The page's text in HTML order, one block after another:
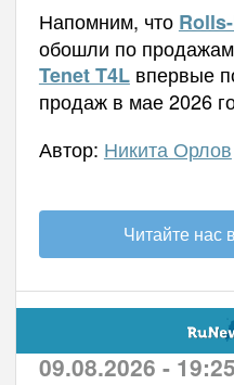
Напомним, что
обошли по
Tenet T4Lвпервые
продаж в мае 2026
Автор: Никита Орлов
Читайте нас
09.08.2026 - 19:25